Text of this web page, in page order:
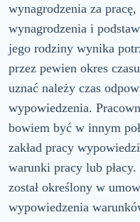
wynagrodzenia za
wynagrodzenia i
jego rodziny wynika
przez pewien okres
uznać należy czas
wypowiedzenia.
bowiem być w innym
zakład pracy
warunki pracy lub
został określony w
wypowiedzenia